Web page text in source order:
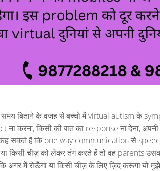
बिताने के वजह से बच्चो में virtual autism के
किसी की बात का response ना देना, अपनी
सकते है कि one way communication से
या किसी चीज़ को लेकर तंग करते हें तो वह parents
में रोऊँगा या किसी चीज़ के लिए ज़िद करूंगा यो मुझे